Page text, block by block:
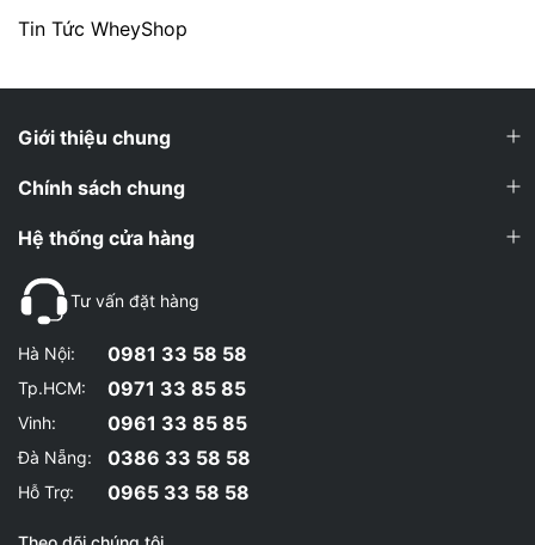
Tin Tức WheyShop
Giới thiệu chung
Chính sách chung
Hệ thống cửa hàng
Tư vấn đặt hàng
Hà Nội: 0981 33 58 58
Tp.HCM: 0971 33 85 85
Vinh: 0961 33 85 85
Đà Nẵng: 0386 33 58 58
Hỗ Trợ: 0965 33 58 58